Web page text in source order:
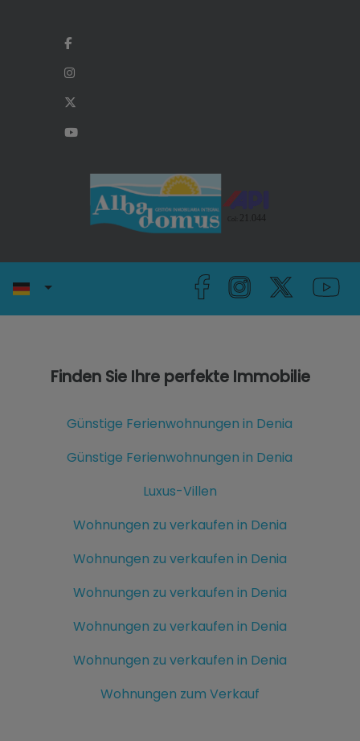
Finden Sie Ihre perfekte Immobilie
Günstige Ferienwohnungen in Denia
Günstige Ferienwohnungen in Denia
Luxus-Villen
Wohnungen zu verkaufen in Denia
Wohnungen zu verkaufen in Denia
Wohnungen zu verkaufen in Denia
Wohnungen zu verkaufen in Denia
Wohnungen zu verkaufen in Denia
Wohnungen zum Verkauf